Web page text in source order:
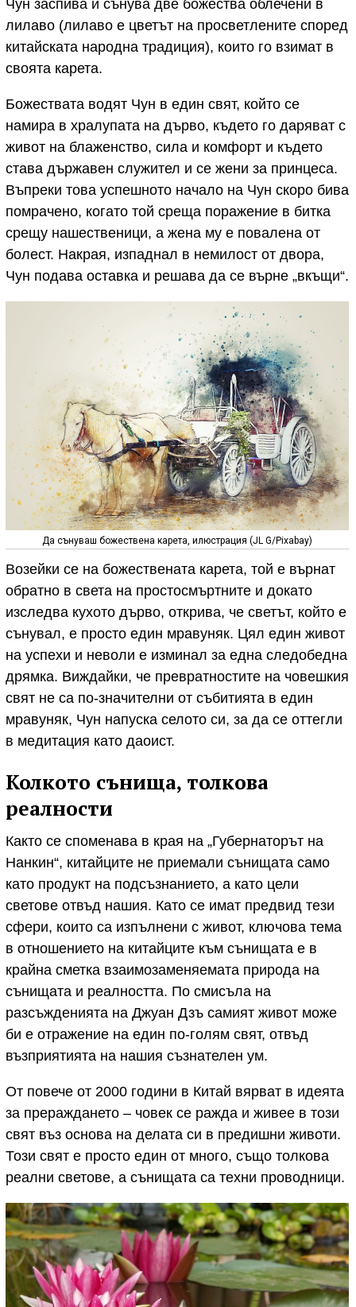
Чун заспива и сънува две божества облечени в
лилаво (лилаво е цветът на просветлените според
китайската народна традиция), които го взимат в
своята карета.
Божествата водят Чун в един свят, който се
намира в хралупата на дърво, където го даряват с
живот на блаженство, сила и комфорт и където
става държавен служител и се жени за принцеса.
Въпреки това успешното начало на Чун скоро бива
помрачено, когато той среща поражение в битка
срещу нашественици, а жена му е повалена от
болест. Накрая, изпаднал в немилост от двора,
Чун подава оставка и решава да се върне „вкъщи“.
Да сънуваш божествена карета, илюстрация (JL G/Pixabay)
Возейки се на божествената карета, той е върнат
обратно в света на простосмъртните и докато
изследва кухото дърво, открива, че светът, който е
сънувал, е просто един мравуняк. Цял един живот
на успехи и неволи е изминал за една следобедна
дрямка. Виждайки, че превратностите на човешкия
свят не са по-значителни от събитията в един
мравуняк, Чун напуска селото си, за да се оттегли
в медитация като даоист.
Колкото сънища, толкова
реалности
Както се споменава в края на „Губернаторът на
Нанкин“, китайците не приемали сънищата само
като продукт на подсъзнанието, а като цели
светове отвъд нашия. Като се имат предвид тези
сфери, които са изпълнени с живот, ключова тема
в отношението на китайците към сънищата е в
крайна сметка взаимозаменяемата природа на
сънищата и реалността. По смисъла на
разсъжденията на Джуан Дзъ самият живот може
би е отражение на един по-голям свят, отвъд
възприятията на нашия съзнателен ум.
От повече от 2000 години в Китай вярват в идеята
за прераждането – човек се ражда и живее в този
свят въз основа на делата си в предишни животи.
Този свят е просто един от много, също толкова
реални светове, а сънищата са техни проводници.